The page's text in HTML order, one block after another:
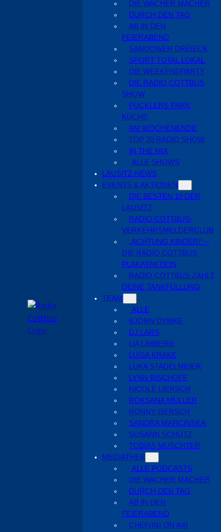
DIE WACHER MACHER
DURCH DEN TAG
AB IN DEN
FEIERABEND
SANDOWER DREIECK
SPORT TOTAL LOKAL
DIE WEEKENDPARTY
DIE RADIO COTTBUS
SHOW
PÜCKLERS PARK
KÜCHE
AM WOCHENENDE
TOP 20 RADIO SHOW
IN THE MIX
ALLE SHOWS
LAUSITZ-NEWS
EVENTS & AKTIONEN
DIE BESTEN 10 DER
LAUSITZ
RADIO COTTBUS-
VERKEHRSMELDERCLUB
„ACHTUNG KINDER!“ –
DIE RADIO COTTBUS
PLAKATAKTION
RADIO COTTBUS ZAHLT
DEINE TANKFÜLLUNG
TEAM
ALLE
BJÖRN DYMKE
DJ LARS
LIA LIMBERG
LUISA KRAKE
LUKA STADELMEIER
LYNN BISCHOFF
NICOLE LIERSCH
ROKSANA MÜLLER
RONNY GERSCH
SANDRA MARCINSKA
SUSANN SCHÜTZ
TOBIAS MUSCHTER
MEDIATHEK
ALLE PODCASTS
DIE WACHER MACHER
DURCH DEN TAG
AB IN DEN
FEIERABEND
CHEF(IN) ON AIR